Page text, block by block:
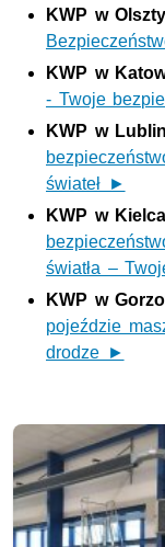
KWP w
KWP w
- Twoje
KWP w
świateł ►
KWP w
światła –
KWP w
pojeździe
drodze ►